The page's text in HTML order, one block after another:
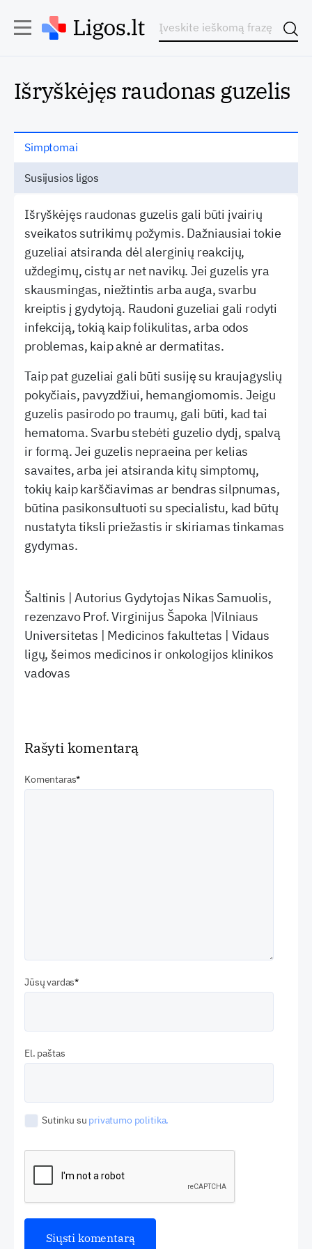
Išryškėjęs raudonas guzelis
Simptomai
Susijusios ligos
Išryškėjęs raudonas guzelis gali būti įvairių
sveikatos sutrikimų požymis. Dažniausiai tokie
guzeliai atsiranda dėl alerginių reakcijų,
uždegimų, cistų ar net navikų. Jei guzelis yra
skausmingas, niežtintis arba auga, svarbu
kreiptis į gydytoją. Raudoni guzeliai gali rodyti
infekciją, tokią kaip folikulitas, arba odos
problemas, kaip aknė ar dermatitas.
Taip pat guzeliai gali būti susiję su kraujagyslių
pokyčiais, pavyzdžiui, hemangiomomis. Jeigu
guzelis pasirodo po traumų, gali būti, kad tai
hematoma. Svarbu stebėti guzelio dydį, spalvą
ir formą. Jei guzelis nepraeina per kelias
savaites, arba jei atsiranda kitų simptomų,
tokių kaip karščiavimas ar bendras silpnumas,
būtina pasikonsultuoti su specialistu, kad būtų
nustatyta tiksli priežastis ir skiriamas tinkamas
gydymas.
Šaltinis | Autorius Gydytojas Nikas Samuolis,
rezenzavo Prof. Virginijus Šapoka |Vilniaus
Universitetas | Medicinos fakultetas | Vidaus
ligų, šeimos medicinos ir onkologijos klinikos
vadovas
Rašyti komentarą
Komentaras
Jūsų vardas
El. paštas
Sutinku su privatumo politika.